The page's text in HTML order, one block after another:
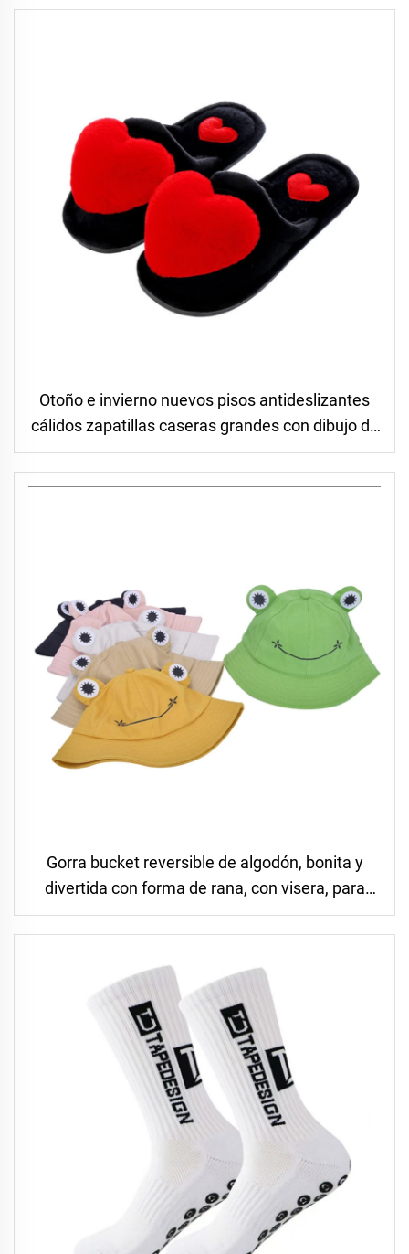
Otoño e invierno nuevos pisos antideslizantes
cálidos zapatillas caseras grandes con dibujo de
corazón de amor para mujer
Gorra bucket reversible de algodón, bonita y
divertida con forma de rana, con visera, para
verano, unisex para adultos y niños